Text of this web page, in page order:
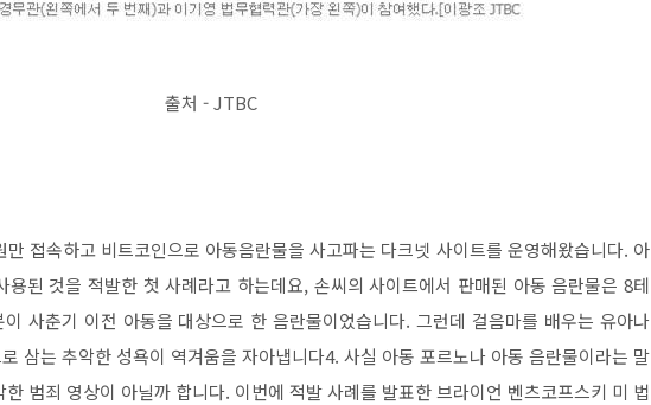
출처 - JTBC
접속하고 비트코인으로 아동음란물을 사고파는 다크넷 사이트를 운영해왔습니다. 아
용된 것을 적발한 첫 사례라고 하는데요, 손씨의 사이트에서 판매된 아동 음란물은 8테
사춘기 이전 아동을 대상으로 한 음란물이었습니다. 그런데 걸음마를 배우는 유아나
삼는 추악한 성욕이 역겨움을 자아냅니다4. 사실 아동 포르노나 아동 음란물이라는 말
범죄 영상이 아닐까 합니다. 이번에 적발 사례를 발표한 브라이언 벤츠코프스키 미 법